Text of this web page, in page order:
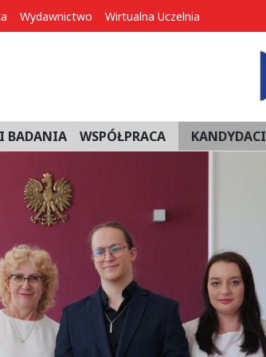
Wydawnictwo Wirtualna Uczelnia
BADANIA WSPÓŁPRACA KANDYDACI